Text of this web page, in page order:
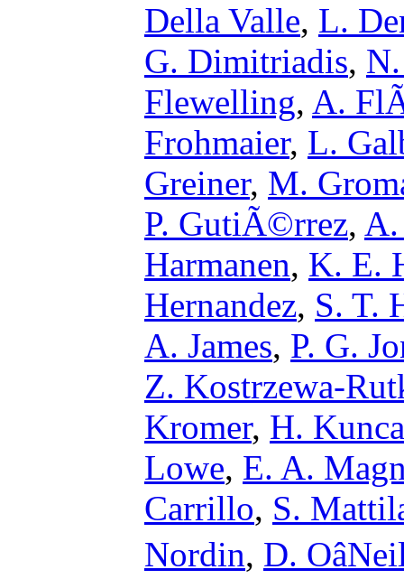
Della Valle, L.
G. Dimitriadis,
Flewelling, A.
Frohmaier, L.
Greiner, M.
P. GutiÃ©rrez, A.
Harmanen, K. E.
Hernandez, S. T.
A. James, P. G.
Z. Kostrzewa-
Kromer, H.
Lowe, E. A.
Carrillo, S.
Nordin, D.